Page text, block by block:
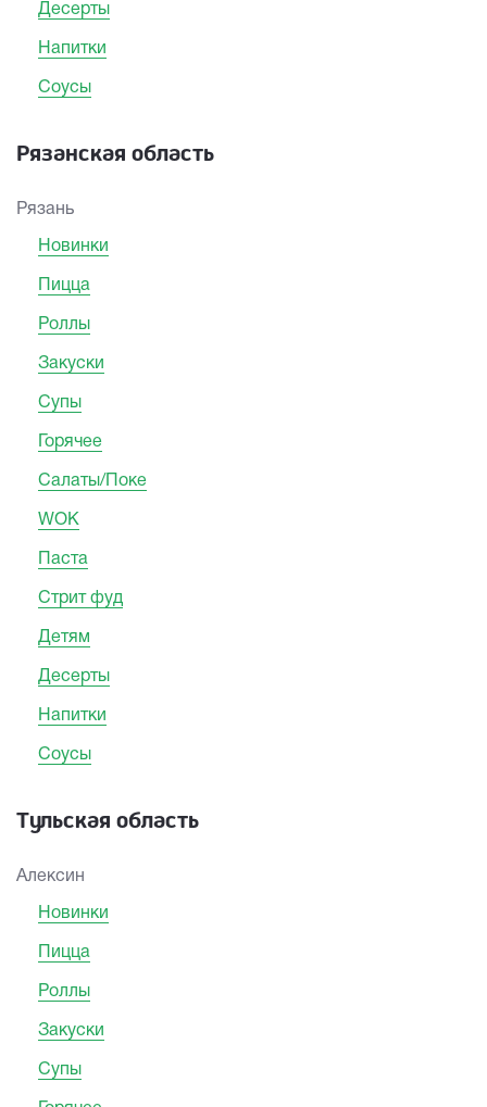
Десерты
Напитки
Соусы
Рязанская область
Рязань
Новинки
Пицца
Роллы
Закуски
Супы
Горячее
Салаты/Поке
WOK
Паста
Стрит фуд
Детям
Десерты
Напитки
Соусы
Тульская область
Алексин
Новинки
Пицца
Роллы
Закуски
Супы